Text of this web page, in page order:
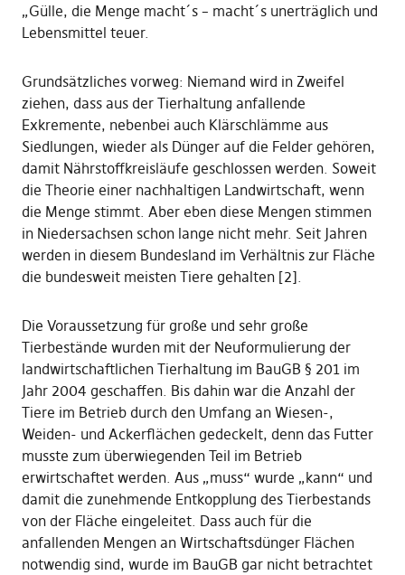
„Gülle, die Menge macht´s – macht´s unerträglich und
Lebensmittel teuer.
Grundsätzliches vorweg: Niemand wird in Zweifel
ziehen, dass aus der Tierhaltung anfallende
Exkremente, nebenbei auch Klärschlämme aus
Siedlungen, wieder als Dünger auf die Felder gehören,
damit Nährstoffkreisläufe geschlossen werden. Soweit
die Theorie einer nachhaltigen Landwirtschaft, wenn
die Menge stimmt. Aber eben diese Mengen stimmen
in Niedersachsen schon lange nicht mehr. Seit Jahren
werden in diesem Bundesland im Verhältnis zur Fläche
die bundesweit meisten Tiere gehalten [2].
Die Voraussetzung für große und sehr große
Tierbestände wurden mit der Neuformulierung der
landwirtschaftlichen Tierhaltung im BauGB § 201 im
Jahr 2004 geschaffen. Bis dahin war die Anzahl der
Tiere im Betrieb durch den Umfang an Wiesen-,
Weiden- und Ackerflächen gedeckelt, denn das Futter
musste zum überwiegenden Teil im Betrieb
erwirtschaftet werden. Aus „muss“ wurde „kann“ und
damit die zunehmende Entkopplung des Tierbestands
von der Fläche eingeleitet. Dass auch für die
anfallenden Mengen an Wirtschaftsdünger Flächen
notwendig sind, wurde im BauGB gar nicht betrachtet